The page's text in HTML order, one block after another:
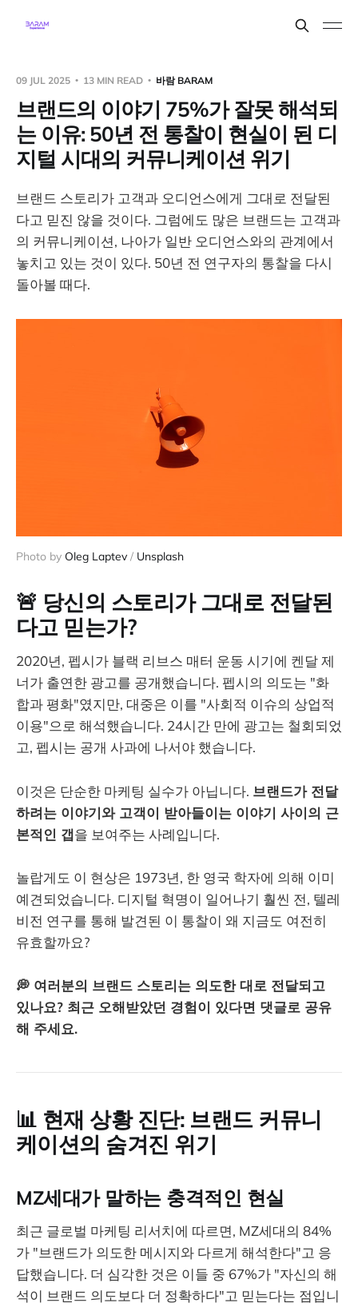
09 JUL 2025 13 MIN READ 바람 BARAM
브랜드의 이야기 75%가 잘못 해석되
는 이유: 50년 전 통찰이 현실이 된 디
지털 시대의 커뮤니케이션 위기
브랜드 스토리가 고객과 오디언스에게 그대로 전달된
다고 믿진 않을 것이다. 그럼에도 많은 브랜드는 고객과
의 커뮤니케이션, 나아가 일반 오디언스와의 관계에서
놓치고 있는 것이 있다. 50년 전 연구자의 통찰을 다시
돌아볼 때다.
Photo by Oleg Laptev / Unsplash
🚨 당신의 스토리가 그대로 전달된
다고 믿는가?
2020년, 펩시가 블랙 리브스 매터 운동 시기에 켄달 제
너가 출연한 광고를 공개했습니다. 펩시의 의도는 "화
합과 평화"였지만, 대중은 이를 "사회적 이슈의 상업적
이용"으로 해석했습니다. 24시간 만에 광고는 철회되었
고, 펩시는 공개 사과에 나서야 했습니다.
이것은 단순한 마케팅 실수가 아닙니다. 브랜드가 전달
하려는 이야기와 고객이 받아들이는 이야기 사이의 근
본적인 갭을 보여주는 사례입니다.
놀랍게도 이 현상은 1973년, 한 영국 학자에 의해 이미
예견되었습니다. 디지털 혁명이 일어나기 훨씬 전, 텔레
비전 연구를 통해 발견된 이 통찰이 왜 지금도 여전히
유효할까요?
💭 여러분의 브랜드 스토리는 의도한 대로 전달되고
있나요? 최근 오해받았던 경험이 있다면 댓글로 공유
해 주세요.
📊 현재 상황 진단: 브랜드 커뮤니
케이션의 숨겨진 위기
MZ세대가 말하는 충격적인 현실
최근 글로벌 마케팅 리서치에 따르면, MZ세대의 84%
가 "브랜드가 의도한 메시지와 다르게 해석한다"고 응
답했습니다. 더 심각한 것은 이들 중 67%가 "자신의 해
석이 브랜드 의도보다 더 정확하다"고 믿는다는 점입니